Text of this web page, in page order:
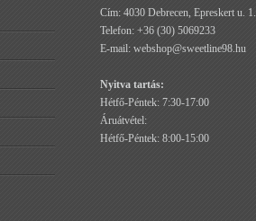
Cím: 4030 Debrecen, Epreskert u. 1.
Telefon: +36 (30) 5069233
E-mail: webshop@sweetline98.hu
Nyitva tartás:
Hétfő-Péntek: 7:30-17:00
Áruátvétel:
Hétfő-Péntek: 8:00-15:00